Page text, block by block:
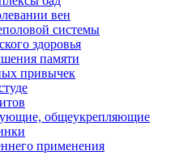
вен
системы
здоровья
памяти
привычек
общеукрепляющие
применения